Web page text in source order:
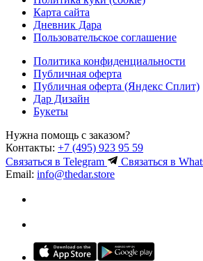
Карта сайта
Дневник Дара
Пользовательское соглашение
Политика конфиденциальности
Публичная оферта
Публичная оферта (Яндекс Сплит)
Дар Дизайн
Букеты
Нужна помощь с заказом?
Контакты: +7 (495) 923 95 59
Связаться в Telegram Связаться в
Email: info@thedar.store